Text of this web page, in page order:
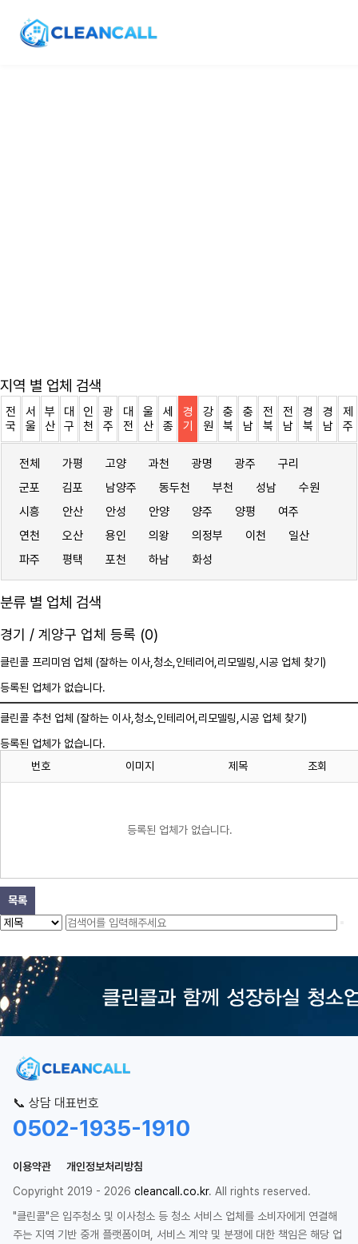
지역 별 업체 검색
전
국
서
울
부
산
대
구
인
천
광
주
대
전
울
산
세
종
경
기
강
원
충
북
충
남
전
북
전
남
경
북
경
남
제
주
전체 가평 고양 과천 광명 광주
구리
군포
김포 남양주 동두천 부천 성남
수원
시흥
안산 안성 안양 양주 양평
여주
연천
오산 용인 의왕 의정부 이천
일산
파주
평택 포천 하남 화성
분류 별 업체 검색
경기 / 계양구 업체 등록 (0)
클린콜 프리미엄 업체 (잘하는 이사, 청소 ,인테리어,리모델링,시공 업체 찾기)
등록된 업체가 없습니다.
클린콜 추천 업체 (잘하는 이사, 청소 ,인테리어,리모델링,시공 업체 찾기)
등록된 업체가 없습니다.
번호
이미지 제목 조회
등록된 업체가 없습니다.
목록
📞 상담 대표번호
0502-1935-1910
이용약관
개인정보처리방침
Copyright 2019 - 2026 cleancall.co.kr. All rights reserved.
"클린콜"은 입주청소 및 이사청소 등 청소 서비스 업체를 소비자에게 연결해
주는 지역 기반 중개 플랫폼이며, 서비스 계약 및 분쟁에 대한 책임은 해당 업